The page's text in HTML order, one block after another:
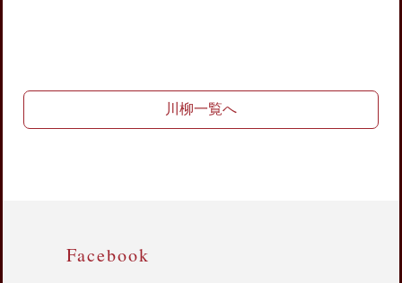
川柳一覧へ
Facebook